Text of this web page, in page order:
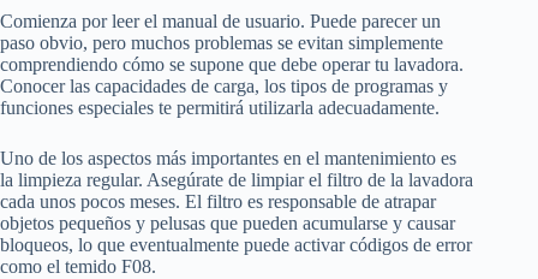
Comienza por leer el manual de usuario. Puede parecer un
paso obvio, pero muchos problemas se evitan simplemente
comprendiendo cómo se supone que debe operar tu lavadora.
Conocer las capacidades de carga, los tipos de programas y
funciones especiales te permitirá utilizarla adecuadamente.
Uno de los aspectos más importantes en el mantenimiento es
la limpieza regular. Asegúrate de limpiar el filtro de la lavadora
cada unos pocos meses. El filtro es responsable de atrapar
objetos pequeños y pelusas que pueden acumularse y causar
bloqueos, lo que eventualmente puede activar códigos de error
como el temido F08.